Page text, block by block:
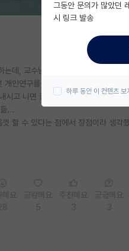
데, 교수님 하루를 보면 미팅 천국임
인연구를 할만한 환경도 시간도 안주
고 나면 집에 가셔서 아기 잠깐 보
...
할 수 있다는 점에서 장점이라 생각
그동안 문의가 많았던
시 링크 발송
하루 동안 이 컨텐츠 보